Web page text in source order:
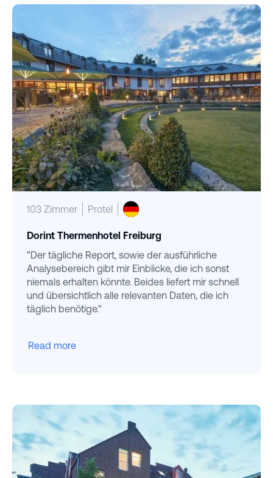
103 Zimmer Protel
Dorint Thermenhotel Freiburg
"Der tägliche Report, sowie der ausführliche
Analysebereich gibt mir Einblicke, die ich sonst
niemals erhalten könnte. Beides liefert mir schnell
und übersichtlich alle relevanten Daten, die ich
täglich benötige."
Read more